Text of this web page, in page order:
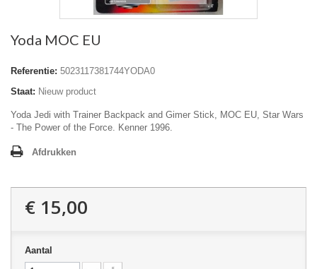
Yoda MOC EU
Referentie: 5023117381744YODA0
Staat: Nieuw product
Yoda Jedi with Trainer Backpack and Gimer Stick, MOC EU, Star Wars
- The Power of the Force. Kenner 1996.
Afdrukken
€ 15,00
Aantal